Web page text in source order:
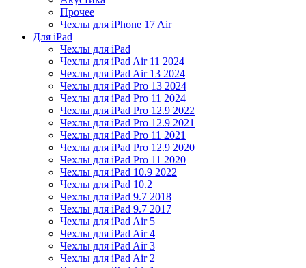
Прочее
Чехлы для iPhone 17 Air
Для iPad
Чехлы для iPad
Чехлы для iPad Air 11 2024
Чехлы для iPad Air 13 2024
Чехлы для iPad Pro 13 2024
Чехлы для iPad Pro 11 2024
Чехлы для iPad Pro 12.9 2022
Чехлы для iPad Pro 12.9 2021
Чехлы для iPad Pro 11 2021
Чехлы для iPad Pro 12.9 2020
Чехлы для iPad Pro 11 2020
Чехлы для iPad 10.9 2022
Чехлы для iPad 10.2
Чехлы для iPad 9.7 2018
Чехлы для iPad 9.7 2017
Чехлы для iPad Air 5
Чехлы для iPad Air 4
Чехлы для iPad Air 3
Чехлы для iPad Air 2